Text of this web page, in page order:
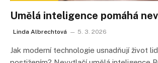
Umělá inteligence pomáhá
Linda Albrechtová 5. 3. 2026
Jak moderní technologie usnadňují život